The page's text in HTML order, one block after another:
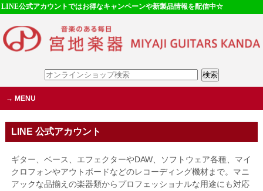
LINE公式アカウントではお得なキャンペーンや新製品情報を配信中☆
MENU
LINE 公式アカウント
ギター、ベース、エフェクターやDAW、ソフトウェア各種、マイ
クロフォンやアウトボードなどのレコーディング機材まで。マニ
アックな品揃えの楽器類からプロフェッショナルな用途にも対応